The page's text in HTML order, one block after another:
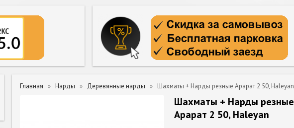
Главная Нарды Деревянные нарды Шахматы + Нарды резные Арарат 2 50, Haleyan
Шахматы + Нарды резные
Арарат 2 50, Haleyan